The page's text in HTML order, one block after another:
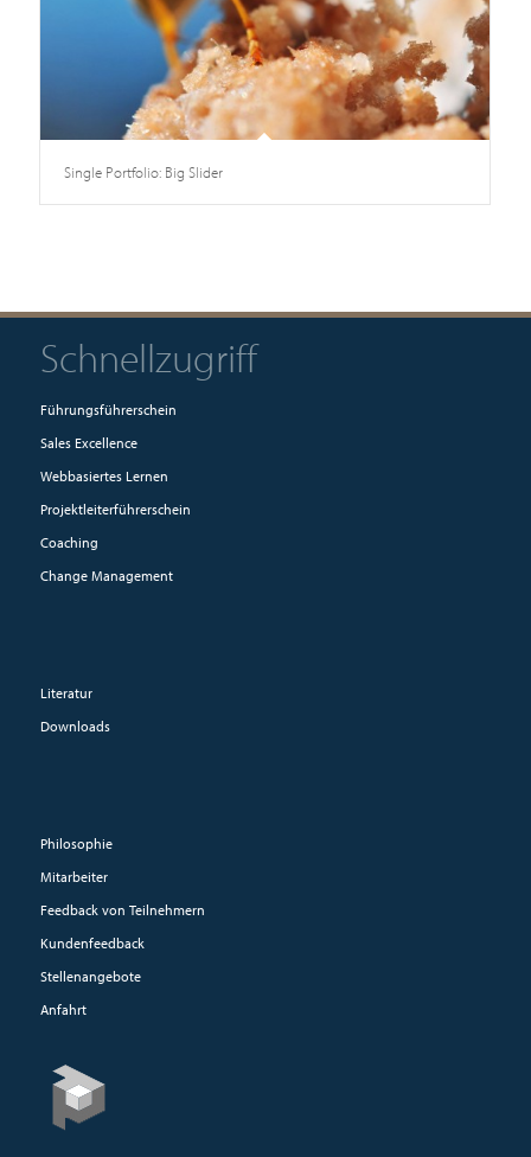
Single Portfolio: Big Slider
Schnellzugriff
Führungsführerschein
Sales Excellence
Webbasiertes Lernen
Projektleiterführerschein
Coaching
Change Management
Literatur
Downloads
Philosophie
Mitarbeiter
Feedback von Teilnehmern
Kundenfeedback
Stellenangebote
Anfahrt